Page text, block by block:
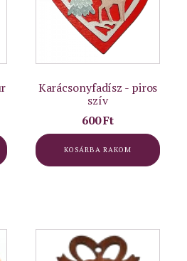
Karácsonyfadísz - piros
szív
600Ft
KOSÁRBA RAKOM